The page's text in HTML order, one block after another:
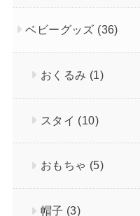
ベビーグッズ (36)
おくるみ (1)
スタイ (10)
おもちゃ (5)
帽子 (3)